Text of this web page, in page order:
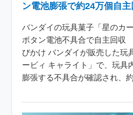
ン電池膨張で約24万個自
バンダイの玩具菓子「星のカ
ボタン電池不具合で自主回収
びかけ バンダイが販売した玩
ービィ キャライト」で、玩具
膨張する不具合が確認され、